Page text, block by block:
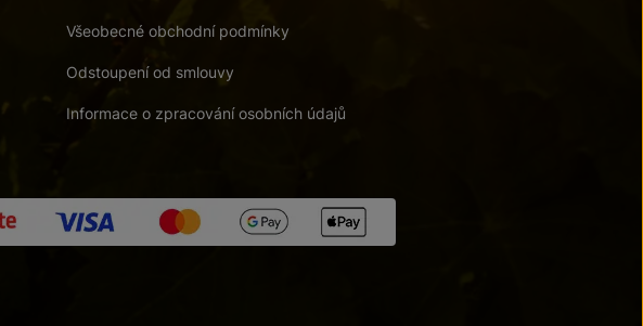
Všeobecné obchodní podmínky
Odstoupení od smlouvy
Informace o zpracování osobních údajů